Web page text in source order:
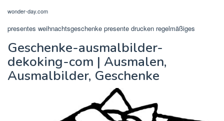
wonder-day.com
presentes weihnachtsgeschenke presente drucken regelmäßiges
Geschenke-ausmalbilder-
dekoking-com | Ausmalen,
Ausmalbilder, Geschenke